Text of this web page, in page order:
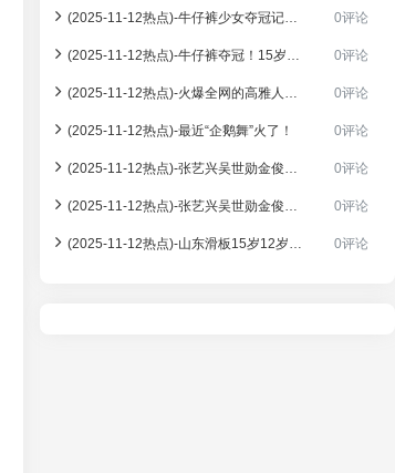
(2025-11-12热点)-牛仔裤少女夺冠记：15岁崔宸曦改写滑板运动认知 0评论
(2025-11-12热点)-牛仔裤夺冠！15岁崔宸曦的随性一击，打了谁的脸？ 0评论
(2025-11-12热点)-火爆全网的高雅人士企鹅，到底什么来头？ 0评论
(2025-11-12热点)-最近“企鹅舞”火了！ 0评论
(2025-11-12热点)-张艺兴吴世勋金俊勉扭企鹅舞，EXO合体把全网笑到打鸣 0评论
(2025-11-12热点)-张艺兴吴世勋金俊勉“企鹅舞”炸场网友：这波抽象我直接笑到捶墙 0评论
(2025-11-12热点)-山东滑板15岁12岁小将携手夺金银展现青春力量 0评论